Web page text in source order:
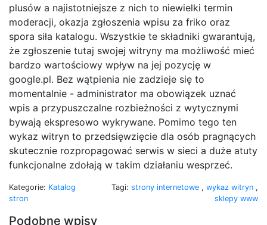
plusów a najistotniejsze z nich to niewielki termin
moderacji, okazja zgłoszenia wpisu za friko oraz
spora siła katalogu. Wszystkie te składniki gwarantują,
że zgłoszenie tutaj swojej witryny ma możliwość mieć
bardzo wartościowy wpływ na jej pozycję w
google.pl. Bez wątpienia nie zadzieje się to
momentalnie - administrator ma obowiązek uznać
wpis a przypuszczalne rozbieżności z wytycznymi
bywają ekspresowo wykrywane. Pomimo tego ten
wykaz witryn to przedsięwzięcie dla osób pragnących
skutecznie rozpropagować serwis w sieci a duże atuty
funkcjonalne zdołają w takim działaniu wesprzeć.
Kategorie: Katalog
stron
Tagi: strony internetowe , wykaz witryn ,
sklepy www
Podobne wpisy